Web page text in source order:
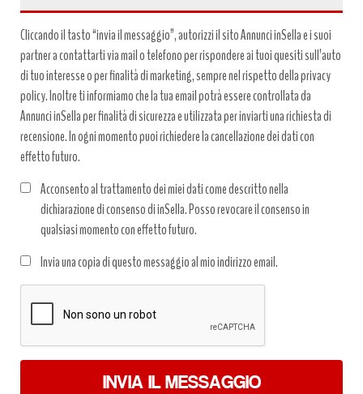
Cliccando il tasto “invia il messaggio”, autorizzi il sito Annunci inSella e i suoi
partner a contattarti via mail o telefono per rispondere ai tuoi quesiti sull’auto
di tuo interesse o per finalità di marketing, sempre nel rispetto della privacy
policy. Inoltre ti informiamo che la tua email potrà essere controllata da
Annunci inSella per finalità di sicurezza e utilizzata per inviarti una richiesta di
recensione. In ogni momento puoi richiedere la cancellazione dei dati con
effetto futuro.
Acconsento al trattamento dei miei dati come descritto nella
dichiarazione di consenso di inSella. Posso revocare il consenso in
qualsiasi momento con effetto futuro.
dati
*
Invia una copia di questo messaggio al mio indirizzo email.
INVIA IL MESSAGGIO